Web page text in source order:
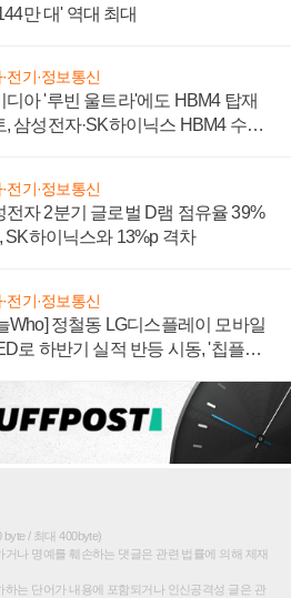
만 대' 역대 최대
전기·정보통신
디아 '루빈 울트라'에도 HBM4 탑재
, 삼성전자·SK하이닉스 HBM4 수율
전기·정보통신
전자 2분기 글로벌 D램 점유율 39%
SK하이닉스와 13%p 격차
전기·정보통신
Who] 정철동 LG디스플레이 모바일
로 하반기 실적 반등 시동, '칩플레
/ 최대 400byte)
나 명예를 훼손하는 댓글은 관련 법률에 의해 제재
하는 단어가 내용에 포함되거나 인신공격성 글은 관